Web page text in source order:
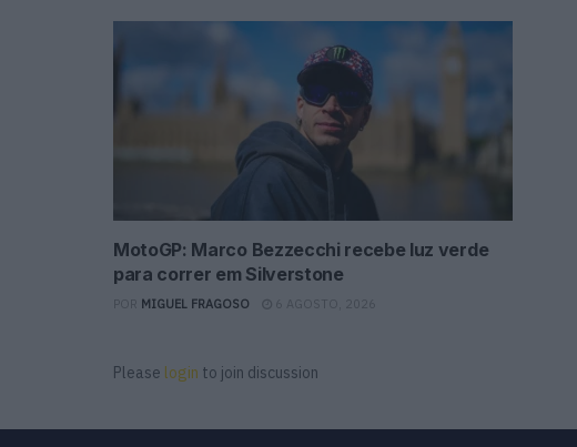
MotoGP: Marco Bezzecchi recebe luz verde
para correr em Silverstone
MIGUEL FRAGOSO 6 AGOSTO, 2026
Please login to join discussion